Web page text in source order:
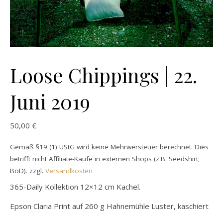
Loose Chippings | 22.
Juni 2019
50,00 €
Gemäß §19 (1) UStG wird keine Mehrwersteuer berechnet. Dies
betrifft nicht Affiliate-Käufe in externen Shops (z.B. Seedshirt;
BoD). zzgl. Versandkosten
365-Daily Kollektion 12×12 cm Kachel.
Epson Claria Print auf 260 g Hahnemühle Luster, kaschiert